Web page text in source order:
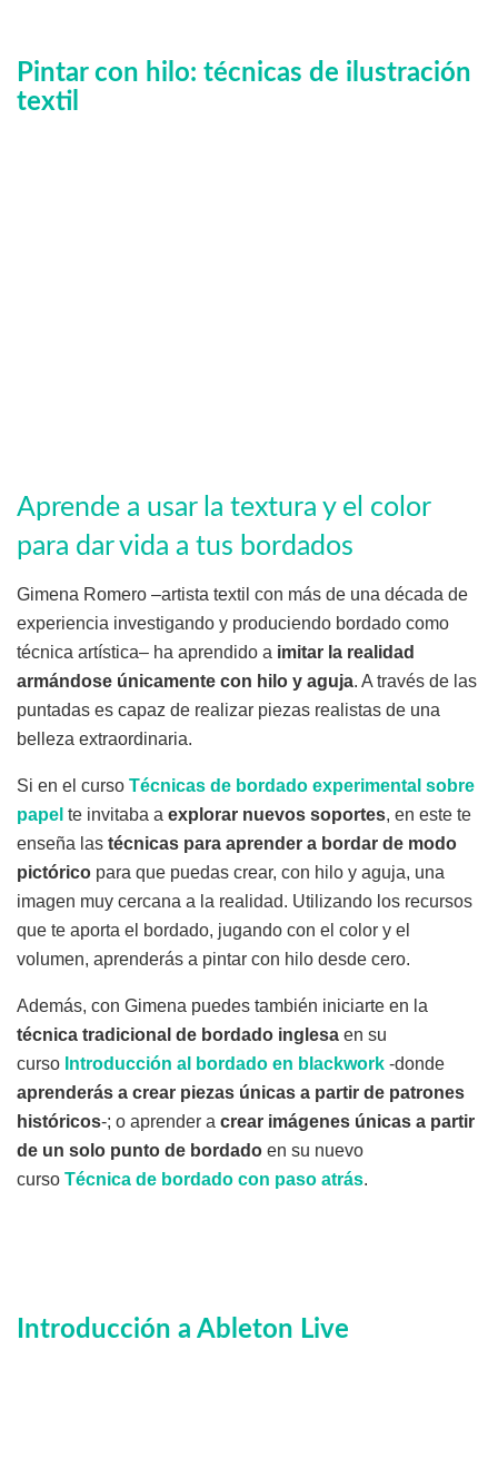
Pintar con hilo: técnicas de ilustración
textil
Aprende a usar la textura y el color
para dar vida a tus bordados
Gimena Romero –artista textil con más de una década de
experiencia investigando y produciendo bordado como
técnica artística– ha aprendido a imitar la realidad
armándose únicamente con hilo y aguja. A través de las
puntadas es capaz de realizar piezas realistas de una
belleza extraordinaria.
Si en el curso Técnicas de bordado experimental sobre
papel te invitaba a explorar nuevos soportes, en este te
enseña las técnicas para aprender a bordar de modo
pictórico para que puedas crear, con hilo y aguja, una
imagen muy cercana a la realidad. Utilizando los recursos
que te aporta el bordado, jugando con el color y el
volumen, aprenderás a pintar con hilo desde cero.
Además, con Gimena puedes también iniciarte en la
técnica tradicional de bordado inglesa en su
curso Introducción al bordado en blackwork -donde
aprenderás a crear piezas únicas a partir de patrones
históricos-; o aprender a crear imágenes únicas a partir
de un solo punto de bordado en su nuevo
curso Técnica de bordado con paso atrás.
Introducción a Ableton Live